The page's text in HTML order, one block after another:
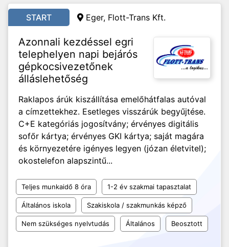
START Eger, Flott-Trans Kft.
Azonnali kezdéssel egri
telephelyen napi bejárós
gépkocsivezetőnek
álláslehetőség
Raklapos árúk kiszállítása emelőhátfalas autóval
a címzettekhez. Esetleges visszárúk begyűjtése.
C+E kategóriás jogosítvány; érvényes digitális
sofőr kártya; érvényes GKI kártya; saját magára
és környezetére igényes legyen (józan életvitel);
okostelefon alapszintű...
Teljes munkaidő 8 óra 1-2 év szakmai tapasztalat
Általános iskola Szakiskola / szakmunkás képző
Nem szükséges nyelvtudás Általános Beosztott